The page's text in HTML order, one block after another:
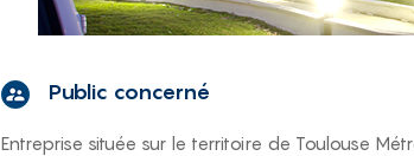
Public concerné
Entreprise située sur le territoire de Toulouse